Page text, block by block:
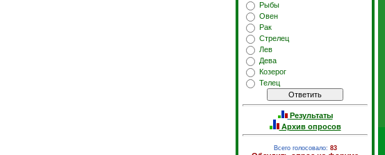
Рыбы
Овен
Рак
Стрелец
Лев
Дева
Козерог
Телец
Результаты
Архив опросов
Всего голосовало: 83